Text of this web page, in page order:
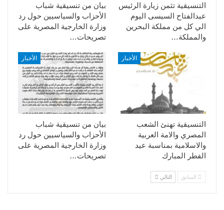
بيان من تنسيقية شباب
الأحزاب والسياسيين حول رد
وزارة الخارجية المصرية على
تصريحات…
التنسيقية تثمن زيارة الرئيس
عبدالفتاح السيسى اليوم
الي كل من مملكة البحرين
والمملكة…
الأخبار
بيان من تنسيقية شباب
الأحزاب والسياسيين حول رد
وزارة الخارجية المصرية على
تصريحات…
الأخبار
التنسيقية تهنئ الشعب
المصري والامة العربية
والاسلامية بمناسبة عيد
الفطر المبارك
السابق التالي